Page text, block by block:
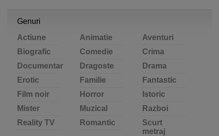
Genuri
Actiune
Animatie
Aventuri
Biografic
Comedie
Crima
Documentar
Dragoste
Drama
Erotic
Familie
Fantastic
Film noir
Horror
Istoric
Mister
Muzical
Razboi
Reality TV
Romantic
Scurt
metraj